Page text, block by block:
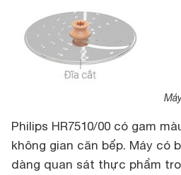
Philips HR7510/00 có gam
không gian căn bếp. Máy có
dàng quan sát thực phẩm